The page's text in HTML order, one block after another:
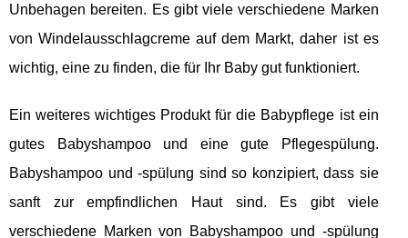
Unbehagen bereiten. Es gibt viele verschiedene Marken
von Windelausschlagcreme auf dem Markt, daher ist es
wichtig, eine zu finden, die für Ihr Baby gut funktioniert.
Ein weiteres wichtiges Produkt für die Babypflege ist ein
gutes Babyshampoo und eine gute Pflegespülung.
Babyshampoo und -spülung sind so konzipiert, dass sie
sanft zur empfindlichen Haut sind. Es gibt viele
verschiedene Marken von Babyshampoo und -spülung